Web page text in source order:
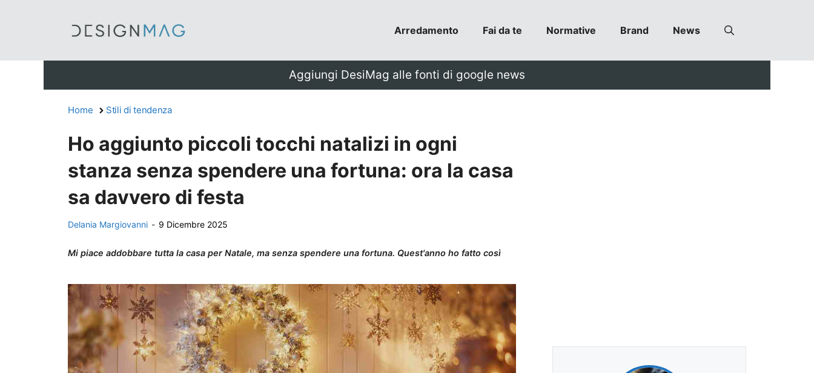
Arredamento Fai da te Normative Brand News
Aggiungi DesiMag alle fonti di google news
Home Stili di tendenza
Ho aggiunto piccoli tocchi natalizi in ogni
stanza senza spendere una fortuna: ora la casa
sa davvero di festa
Delania Margiovanni - 9 Dicembre 2025
Mi piace addobbare tutta la casa per Natale, ma senza spendere una fortuna. Quest'anno ho fatto così